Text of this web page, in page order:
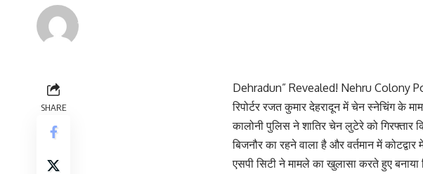
Last updated: September 24, 2023 8:55 am
Renu Negi
SHARE
Dehradun” Revealed! Nehru Colony
रिपोर्टर रजत कुमार देहरादून में चेन स्नेचिंग के
कालोनी पुलिस ने शातिर चेन लुटेरे को
बिजनौर का रहने वाला है और वर्तमान में कोटद्वार
एसपी सिटी ने मामले का खुलासा करते हुए